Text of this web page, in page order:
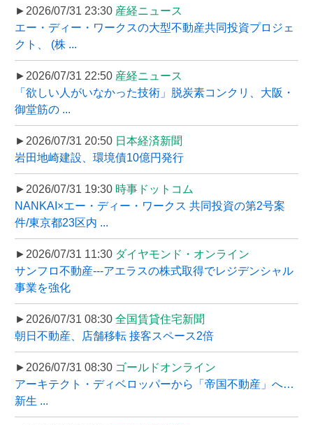
►2026/07/31 23:30 産経ニュース
エー・ディー・ワークスの大型不動産共同投資プロジェ
クト、 (株 ...
►2026/07/31 22:50 産経ニュース
「欲しい人がいなかった技術」脱炭素コンクリ、大阪・
御堂筋の ...
►2026/07/31 20:50 日本経済新聞
岩田地崎建設、環境債10億円発行
►2026/07/31 19:30 時事ドットコム
NANKAI×エー・ディー・ワークス 共同投資の第2号案
件/東京都23区内 ...
►2026/07/31 11:30 ダイヤモンド・オンライン
サンフロ不動産---アエラスの株式取得でレジデンシャル
事業を強化
►2026/07/31 08:30 全国賃貸住宅新聞
朝日不動産、店舗移転 接客スペース2倍
►2026/07/31 08:30 ゴールドオンライン
アーキテクト・ディベロッパーから「帝国不動産」へ…
新生 ...